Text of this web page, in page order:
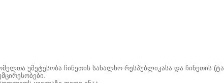
უმეტესობა ჩინეთის სახალხო რესპუბლიკასა და ჩინეთის